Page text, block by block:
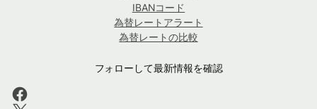
IBANコード
為替レートアラート
為替レートの比較
フォローして最新情報を確認